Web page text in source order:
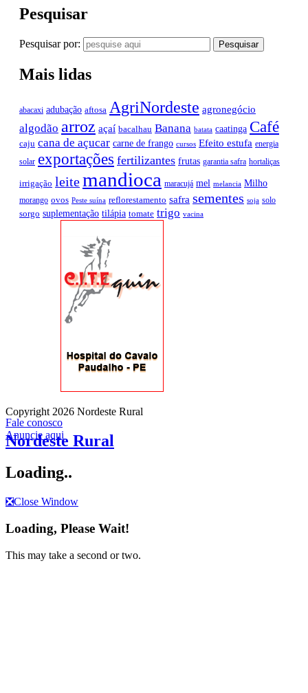
Pesquisar
Pesquisar por:
Mais lidas
abacaxi adubação aftosa AgriNordeste agronegócio
algodão arroz açaí bacalhau Banana batata caatinga Café
caju cana de açucar carne de frango cursos Efeito estufa energia
solar exportações fertilizantes frutas garantia safra hortaliças
irrigação leitemandioca maracujá mel melancia Milho
morango ovos Peste suína reflorestamento safra sementes soja solo
sorgo suplementação tilápia tomate trigo vacina
Fale conosco
Anuncie aqui
Copyright 2026 Nordeste Rural
Nordeste Rural
Loading..
❎Close Window
Loading, Please Wait!
This may take a second or two.